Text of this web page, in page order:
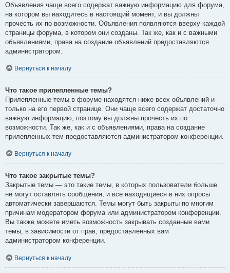
Объявления чаще всего содержат важную информацию для форума,
на котором вы находитесь в настоящий момент, и вы должны
прочесть их по возможности. Объявления появляются вверху каждой
страницы форума, в котором они созданы. Так же, как и с важными
объявлениями, права на создание объявлений предоставляются
администратором.
Вернуться к началу
Что такое прилепленные темы?
Прилепленные темы в форуме находятся ниже всех объявлений и
только на его первой странице. Они чаще всего содержат достаточно
важную информацию, поэтому вы должны прочесть их по
возможности. Так же, как и с объявлениями, права на создание
прилепленных тем предоставляются администратором конференции.
Вернуться к началу
Что такое закрытые темы?
Закрытые темы — это такие темы, в которых пользователи больше
не могут оставлять сообщения, и все находящиеся в них опросы
автоматически завершаются. Темы могут быть закрыты по многим
причинам модератором форума или администратором конференции.
Вы также можете иметь возможность закрывать созданные вами
темы, в зависимости от прав, предоставленных вам
администратором конференции.
Вернуться к началу